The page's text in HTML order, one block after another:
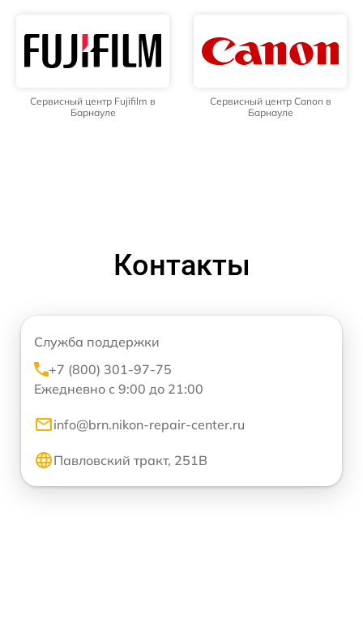
Сервисный центр Fujifilm в
Барнауле
Сервисный центр Canon в
Барнауле
Контакты
Служба поддержки
+7 (800) 301-97-75
Ежедневно с 9:00 до 21:00
info@brn.nikon-repair-center.ru
Павловский тракт, 251В